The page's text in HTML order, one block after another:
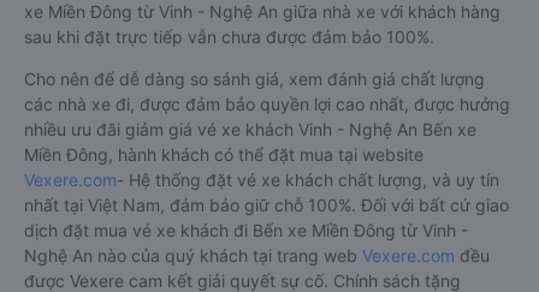
xe Miền Đông từ Vinh - Nghệ An giữa nhà xe với khách hàng
sau khi đặt trực tiếp vẫn chưa được đảm bảo 100%.
Cho nên để dễ dàng so sánh giá, xem đánh giá chất lượng
các nhà xe đi, được đảm bảo quyền lợi cao nhất, được hưởng
nhiều ưu đãi giảm giá vé xe khách Vinh - Nghệ An Bến xe
Miền Đông, hành khách có thể đặt mua tại website
Vexere.com- Hệ thống đặt vé xe khách chất lượng, và uy tín
nhất tại Việt Nam, đảm bảo giữ chỗ 100%. Đối với bất cứ giao
dịch đặt mua vé xe khách đi Bến xe Miền Đông từ Vinh -
Nghệ An nào của quý khách tại trang web Vexere.com đều
được Vexere cam kết giải quyết sự cố. Chính sách tặng